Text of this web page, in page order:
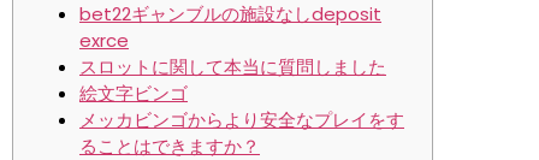
bet22ギャンブルの施設なしdeposit
exrce
スロットに関して本当に質問しました
絵文字ビンゴ
メッカビンゴからより安全なプレイをす
ることはできますか？